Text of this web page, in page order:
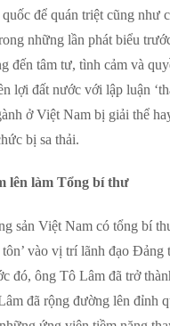
để quán triệt cũng như
những lần phát biểu
đến tâm tư, tình cảm và
lợi đất nước với lập luận
ở Việt Nam bị giải thể
bị sa thải.
lên làm Tổng bí thư
sản Việt Nam có tổng bí
vào vị trí lãnh đạo
đó, ông Tô Lâm đã trở
đã rộng đường lên đỉnh